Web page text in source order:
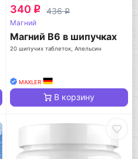
340 q 436q
Магний
Магний B6 в шипучках
20 шипучих таблеток, Апельсин
MAXLER
В корзину